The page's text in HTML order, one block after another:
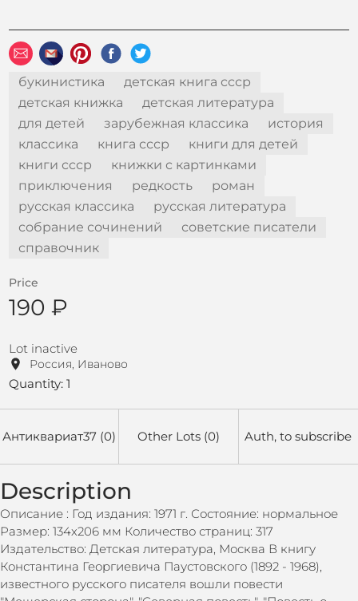
букинистика
детская книга ссср
детская книжка
детская литература
для детей
зарубежная классика
история
классика
книга ссср
книги для детей
книги ссср
книжки с картинками
приключения
редкость
роман
русская классика
русская литература
собрание сочинений
советские писатели
справочник
Price
190 ₽
Lot inactive
Россия, Иваново
Quantity: 1
Антиквариат37 (0) Other Lots (0) Auth, to subscribe
Description
Описание : Год издания: 1971 г. Состояние: нормальное
Размер: 134х206 мм Количество страниц: 317
Издательство: Детская литература, Москва В книгу
Константина Георгиевича Паустовского (1892 - 1968),
известного русского писателя вошли повести